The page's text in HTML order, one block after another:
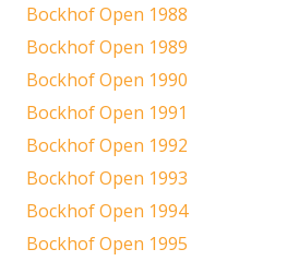
Bockhof Open 1988
Bockhof Open 1989
Bockhof Open 1990
Bockhof Open 1991
Bockhof Open 1992
Bockhof Open 1993
Bockhof Open 1994
Bockhof Open 1995